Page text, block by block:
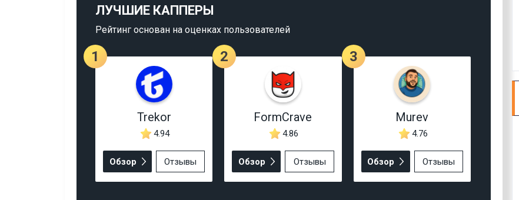
ЛУЧШИЕ КАППЕРЫ
Рейтинг основан на оценках пользователей
1
Trekor
4.94
Обзор Отзывы
2
FormCrave
4.86
Обзор Отзывы
3
Murev
4.76
Обзор Отзывы